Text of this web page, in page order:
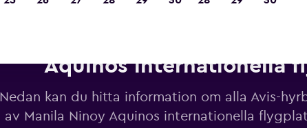
Aquinos internationella
Nedan kan du hitta information om alla Avis-
av Manila Ninoy Aquinos internationella